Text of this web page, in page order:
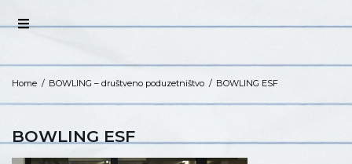
Home / BOWLING – društveno poduzetništvo / BOWLING ESF
BOWLING ESF